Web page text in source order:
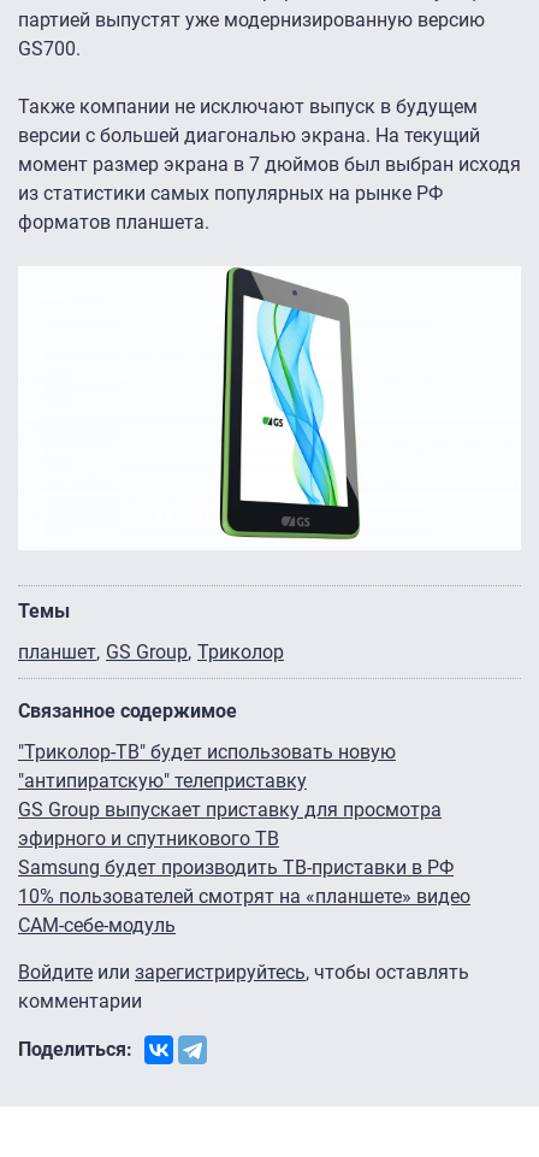
партией выпустят уже модернизированную версию
GS700.
Также компании не исключают выпуск в будущем
версии с большей диагональю экрана. На текущий
момент размер экрана в 7 дюймов был выбран исходя
из статистики самых популярных на рынке РФ
форматов планшета.
Темы
планшет GS Group Триколор
Связанное содержимое
"Триколор-ТВ" будет использовать новую
"антипиратскую" телеприставку
GS Group выпускает приставку для просмотра
эфирного и спутникового ТВ
Samsung будет производить ТВ-приставки в РФ
10% пользователей смотрят на «планшете» видео
CAM-себе-модуль
Войдите или зарегистрируйтесь, чтобы оставлять
комментарии
Поделиться: